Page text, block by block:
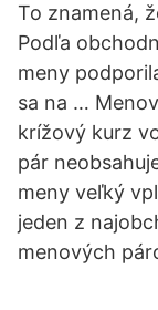
To znamená,
Podľa
meny
sa na …
krížový kurz
pár
meny veľký
jeden z
menových